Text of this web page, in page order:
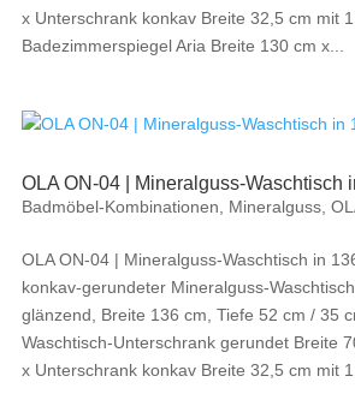
x Unterschrank konkav Breite 32,5 cm mit
Badezimmerspiegel Aria Breite 130 cm x...
OLA ON-04 | Mineralguss-Waschtisch
Badmöbel-Kombinationen, Mineralguss,
OLA ON-04 | Mineralguss-Waschtisch in
konkav-gerundeter Mineralguss-
glänzend, Breite 136 cm, Tiefe 52 cm / 35
Waschtisch-Unterschrank gerundet Breite
x Unterschrank konkav Breite 32,5 cm mit